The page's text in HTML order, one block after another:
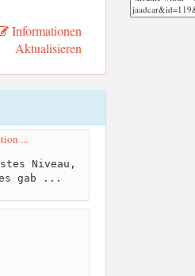
Informationen
Aktualisieren
...
Niveau,
gab ...